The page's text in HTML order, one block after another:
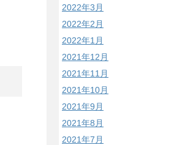
2022年3月
2022年2月
2022年1月
2021年12月
2021年11月
2021年10月
2021年9月
2021年8月
2021年7月